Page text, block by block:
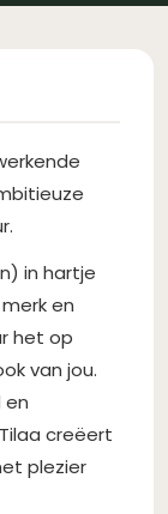
in hartje
en
het op
van jou.
en
creëert
plezier